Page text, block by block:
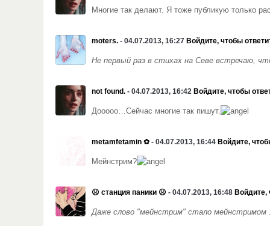
Многие так делают. Я тоже публикую только
moters. - 04.07.2013, 16:27 Войдите, чтобы
Не первый раз в стихах на Севе встречаю,
not found. - 04.07.2013, 16:42 Войдите, чтобы
Дооооо…Сейчас многие так пишут.
metamfetamin ✿ - 04.07.2013, 16:44 Войдите,
Мейнстрим?
☹ станция паники ☹ - 04.07.2013, 16:48 Войдите,
Даже слово "мейнстрим" стало мейнстримом .